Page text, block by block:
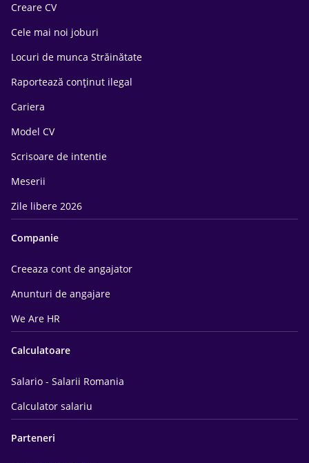
Creare CV
Cele mai noi joburi
Locuri de munca Străinătate
Raportează conținut ilegal
Cariera
Model CV
Scrisoare de intentie
Meserii
Zile libere 2026
Companie
Creeaza cont de angajator
Anunturi de angajare
We Are HR
Calculatoare
Salario - Salarii Romania
Calculator salariu
Parteneri